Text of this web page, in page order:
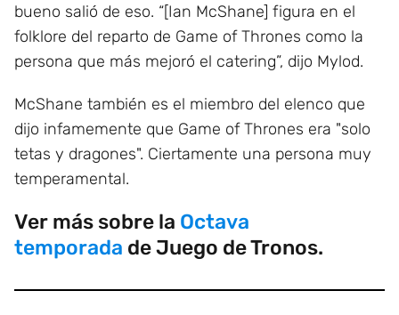
bueno salió de eso. “[Ian McShane] figura en el
folklore del reparto de Game of Thrones como la
persona que más mejoró el catering”, dijo Mylod.
McShane también es el miembro del elenco que
dijo infamemente que Game of Thrones era "solo
tetas y dragones". Ciertamente una persona muy
temperamental.
Ver más sobre la Octava
temporada de Juego de Tronos.